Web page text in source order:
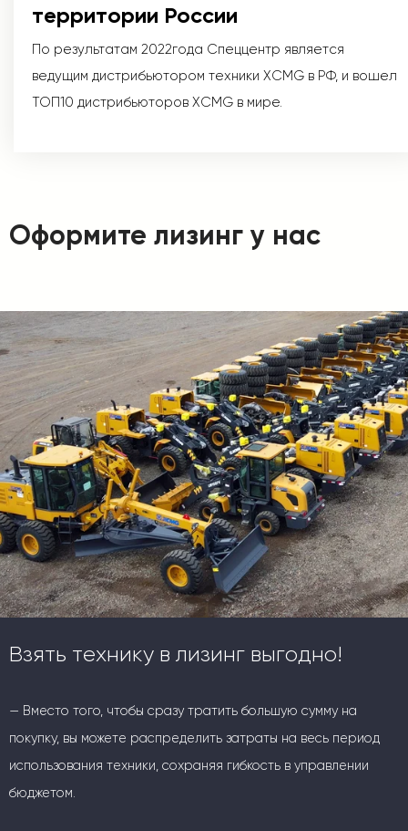
территории России
По результатам 2022года Спеццентр является
ведущим дистрибьютором техники XCMG в РФ, и вошел
ТОП10 дистрибьюторов XCMG в мире.
Оформите лизинг у нас
Взять технику в лизинг выгодно!
— Вместо того, чтобы сразу тратить большую сумму на
покупку, вы можете распределить затраты на весь период
использования техники, сохраняя гибкость в управлении
бюджетом.